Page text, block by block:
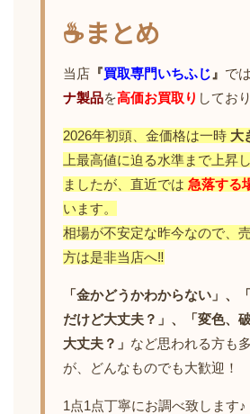
☕まとめ
当店 『買取専門いちふじ 』 では
ナ製品を高価お買取り してお
2026年初頭、金価格は一時 大
上最高値に迫る水準まで上昇
ましたが、直近では 急落する
います。
相場が不安定な昨今なので、
方は是非当店へ‼
「金かどうかわからない」、
だけど大丈夫？」、「変色、
大丈夫？」 など思われる方も
が、どんなものでも大歓迎！
1点1点丁寧にお調べ致します♪